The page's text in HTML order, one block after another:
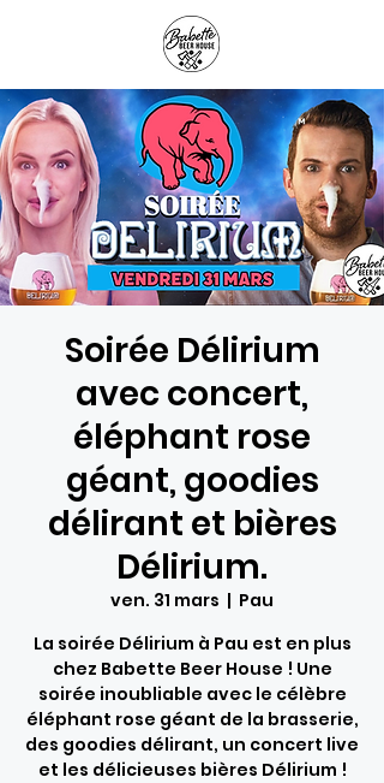
Soirée Délirium
avec concert,
éléphant rose
géant, goodies
délirant et bières
Délirium.
ven. 31 mars
  |
Pau
La soirée Délirium à Pau est en plus
chez Babette Beer House ! Une
soirée inoubliable avec le célèbre
éléphant rose géant de la brasserie,
des goodies délirant, un concert live
et les délicieuses bières Délirium !